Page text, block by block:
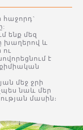
հաջորդ`
ենք մեզ
խաղերով և
է
մեջ ջրի
նաև մեր
մասին։